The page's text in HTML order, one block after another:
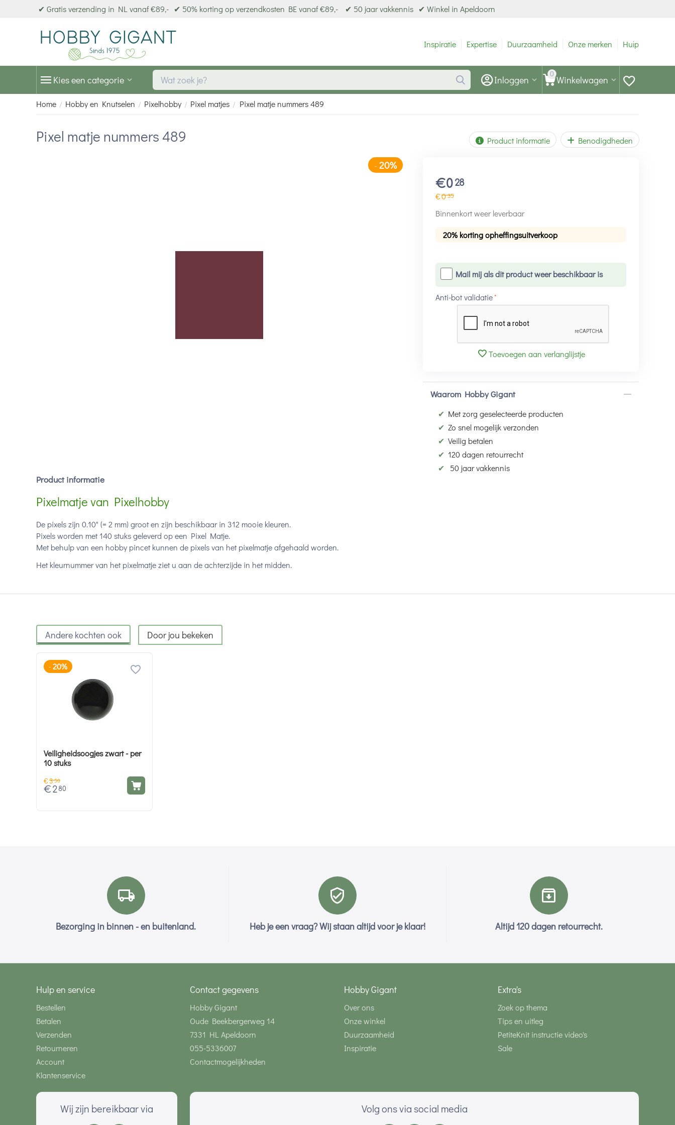
✔ Gratis verzending in NL vanaf €89,- ✔ 50% korting op verzendkosten BE vanaf €89,- ✔ 50 jaar vakkennis ✔ Winkel in Apeldoorn
Inspiratie Expertise Duurzaamheid Onze merken Hulp
Kies een categorie 0 Winkelwagen
Inloggen
Home / Hobby en Knutselen / Pixelhobby / Pixel matjes / Pixel matje nummers 489
Pixel matje nummers 489 Product informatie Benodigdheden
€0 28
€035
Binnenkort weer leverbaar
20% korting opheffingsuitverkoop
Mail mij als dit product weer beschikbaar is
Anti-bot validatie
Toevoegen aan verlanglijstje
Waarom Hobby Gigant
✔ Met zorg geselecteerde producten
✔ Zo snel mogelijk verzonden
✔ Veilig betalen
✔ 120 dagen retourrecht
✔
50 jaar vakkennis
Product informatie
Pixelmatje van Pixelhobby
De pixels zijn 0.10" (= 2 mm) groot en zijn beschikbaar in 312 mooie kleuren.
Pixels worden met 140 stuks geleverd op een Pixel Matje.
Met behulp van een hobby pincet kunnen de pixels van het pixelmatje afgehaald worden.
Het kleurnummer van het pixelmatje ziet u aan de achterzijde in het midden.
Andere kochten ook Door jou bekeken
- 20%
Veiligheidsoogjes zwart - per
10 stuks
€3 50
€ 2 80
Bezorging in binnen - en buitenland. Heb je een vraag? Wij staan altijd voor je klaar! Altijd 120 dagen retourrecht.
Hulp en service
Bestellen
Betalen
Verzenden
Retourneren
Account
Klantenservice
Contact gegevens
Hobby Gigant
Oude Beekbergerweg 14
7331 HL Apeldoorn
055-5336007
Contactmogelijkheden
Hobby Gigant
Over ons
Onze winkel
Duurzaamheid
Inspiratie
Extra's
Zoek op thema
Tips en uitleg
PetiteKnit instructie video's
Sale
Wij zijn bereikbaar via Volg ons via social media